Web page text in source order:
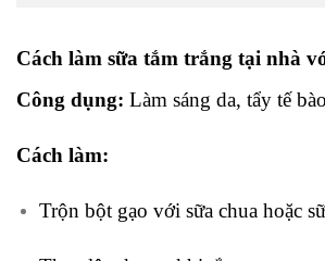
Cách làm sữa tắm trắng tại nhà
Công dụng: Làm sáng da, tẩy tế
Cách làm:
Trộn bột gạo với sữa chua hoặc